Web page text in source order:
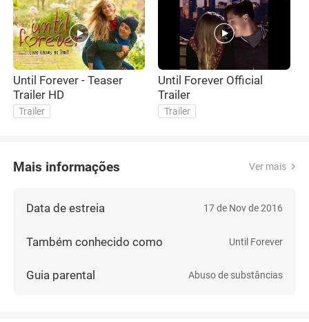
Until Forever - Teaser
Trailer HD
Trailer
Until Forever Official
Trailer
Trailer
Mais informações Ver mais
Data de estreia 17 de Nov de 2016
Também conhecido como Until Forever
Guia parental Abuso de substâncias